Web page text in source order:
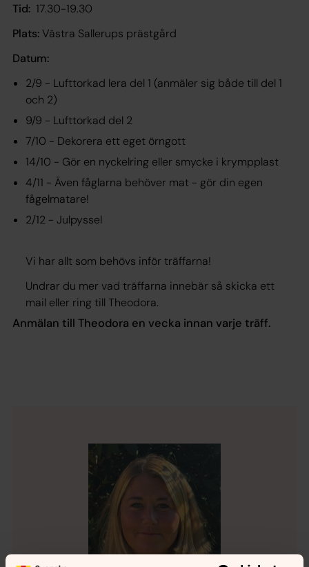
Tid: 17.30-19.30
Plats: Västra Sallerups prästgård
Datum:
2/9 - Lufttorkad lera del 1 (anmäler sig både till del 1
och 2)
9/9 - Lufttorkad del 2
7/10 - Dekorera ett eget örngott
14/10 - Gör en nyckelring eller smycke i krympplast
4/11 - Även fåglarna behöver mat - gör din egen
fågelmatare!
2/12 - Julpyssel
Vi har allt som behövs inför träffarna!
Undrar du mer vad träffarna innebär så skicka ett
mail eller ring till Theodora.
Anmälan till Theodora en vecka innan varje träff.